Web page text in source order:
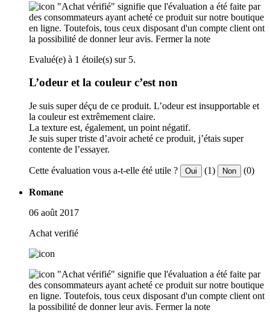
"Achat vérifié" signifie que l'évaluation a été faite par
des consommateurs ayant acheté ce produit sur notre boutique
en ligne. Toutefois, tous ceux disposant d'un compte client ont
la possibilité de donner leur avis. Fermer la note
Evalué(e) à 1 étoile(s) sur 5.
L’odeur et la couleur c’est non
Je suis super déçu de ce produit. L’odeur est insupportable et
la couleur est extrêmement claire.
La texture est, également, un point négatif.
Je suis super triste d’avoir acheté ce produit, j’étais super
contente de l’essayer.
Cette évaluation vous a-t-elle été utile ? Oui (1) Non (0)
Romane
06 août 2017
Achat verifié
"Achat vérifié" signifie que l'évaluation a été faite par
des consommateurs ayant acheté ce produit sur notre boutique
en ligne. Toutefois, tous ceux disposant d'un compte client ont
la possibilité de donner leur avis. Fermer la note